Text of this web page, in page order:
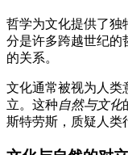
哲学为文化提供了独
分是许多跨越世纪的
的关系。
文化通常被视为人类
立。这种自然与文化
斯特劳斯，质疑人类